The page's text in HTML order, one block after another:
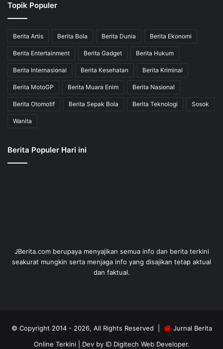
Topik Populer
Berita Artis Berita Bola Berita Dunia Berita Ekonomi
Berita Entertainment Berita Gadget Berita Hukum
Berita Internasional Berita Kesehatan Berita Kriminal
Berita MotoGP Berita Muara Enim Berita Nasional
Berita Otomotif Berita Sepak Bola Berita Teknologi Sosok
Wanita
Berita Populer Hari ini
JBerita.com berupaya menyajikan semua info dan berita terkini
seakurat mungkin serta menjaga info yang disajikan tetap aktual
dan faktual.
© Copyright 2014 - 2026, All Rights Reserved |
Jurnal Berita
Online Terkini| Dev by ID Digitech Web Developer.